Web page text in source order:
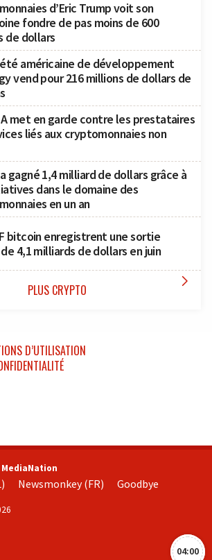
d’Eric Trump voit son
fondre de pas moins de 600
de dollars
américaine de développement
vend pour 216 millions de dollars de
met en garde contre les prestataires
liés aux cryptomonnaies non
gagné 1,4 milliard de dollars grâce à
dans le domaine des
en un an
bitcoin enregistrent une sortie
4,1 milliards de dollars en juin
PLUS CRYPTO 
04:00
D’UTILISATION
MediaNation
Newsmonkey (FR) Goodbye